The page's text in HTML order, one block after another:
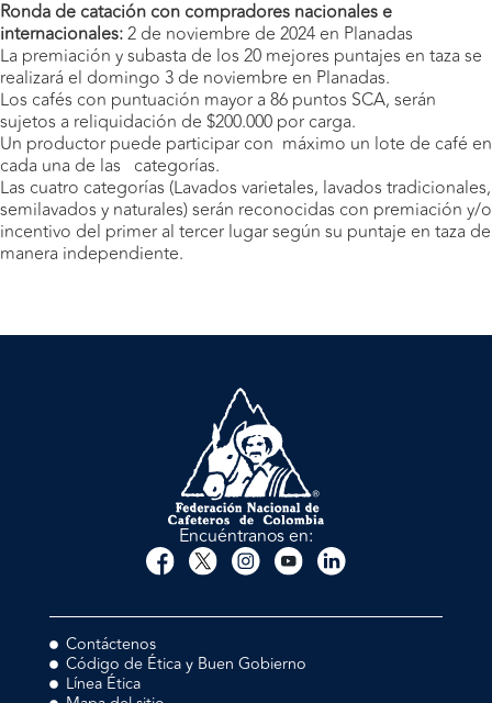
Ronda de catación con compradores nacionales e
internacionales:2 de noviembre de 2024 en Planadas
La premiación y subasta de los 20 mejores puntajes en taza se
realizará el domingo 3 de noviembre en Planadas.
Los cafés con puntuación mayor a 86 puntos SCA, serán
sujetos a reliquidación de $200.000 por carga.
Un productor puede participar con máximo un lote de café en
cada una de las categorías.
Las cuatro categorías (Lavados varietales, lavados tradicionales,
semilavados y naturales) serán reconocidas con premiación y/o
incentivo del primer al tercer lugar según su puntaje en taza de
manera independiente.
Encuéntranos en:
Contáctenos
Código de Ética y Buen Gobierno
Línea Ética